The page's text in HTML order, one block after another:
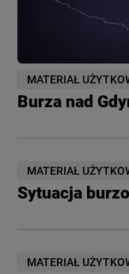
MATERIAŁ
Burza nad
MATERIAŁ
Sytuacja
MATERIAŁ